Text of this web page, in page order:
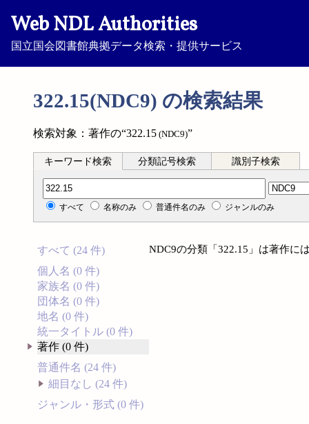
Web NDL Authorities
国立国会図書館典拠データ検索・提供サービス
322.15(NDC9) の検索結果
検索対象：著作の“322.15 (NDC9)”
キーワード検索 分類記号検索 識別子検索
分類記号検索
すべて 名称のみ 普通件名のみ ジャンルのみ
すべて (24 件)
個人名 (0 件)
家族名 (0 件)
団体名 (0 件)
地名 (0 件)
統一タイトル (0 件)
著作 (0 件)
普通件名 (24 件)
細目なし (24 件)
ジャンル・形式 (0 件)
NDC9の分類「322.15」は著作に